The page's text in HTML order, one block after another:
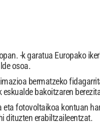
-k garatua Europako
osoa.
bermatzeko
bakoitzaren
eta fotovoltaikoa kontuan
dituzten erabiltzaileentzat.